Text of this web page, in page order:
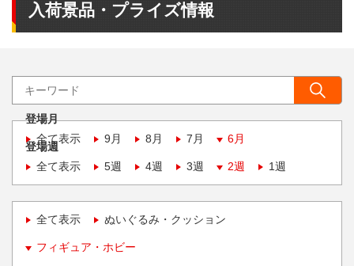
入荷景品・プライズ情報
登場月
全て表示
9月 8月 7月 6月
登場週
全て表示
5週 4週 3週 2週 1週
全て表示 ぬいぐるみ・クッション
フィギュア・ホビー